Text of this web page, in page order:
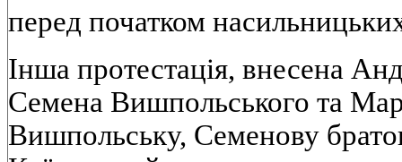
перед початком
Інша протестація, внесена
Семена Вишпольського та
Вишпольську, Семенову